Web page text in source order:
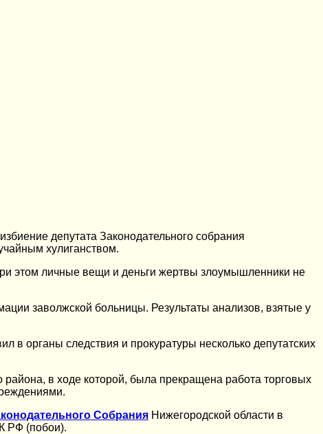
депутата Законодательного собрания
хулиганством.
этом личные вещи и деньги жертвы злоумышленники не
заволжской больницы. Результаты анализов, взятые у
в органы следствия и прокуратуры несколько депутатских
в ходе которой, была прекращена работа торговых
Собрания Нижегородской области в
РФ (побои).